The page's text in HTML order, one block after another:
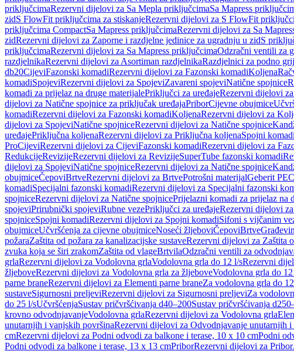
priključcimaRezervni dijelovi za Sa Mepla priključcimaSa Mapress
zidS FlowFit priključcima za stiskanjeRezervni dijelovi za S FlowFit
priključcima CompactSa Mapress priključcimaRezervni dijelovi za Sa
zidRezervni dijelovi za Zaporne i razdjelne jedinice za ugradnju u zidS
priključcimaRezervni dijelovi za Sa Mapress priključcimaOdzračni ventili za
razdjelnikaRezervni dijelovi za Asortiman razdjelnikaRazdjelnici za podno
db20CijeviFazonski komadiRezervni dijelovi za Fazonski komadiKoljena
komadiSpojeviRezervni dijelovi za SpojeviZavareni spojeviNatične spojnice
komadi za prijelaz na druge materijalePriključci za uređajeRezervni dijelovi
dijelovi za Natične spojnice za priključak uređajaPriborCijevne obujmice
komadiRezervni dijelovi za Fazonski komadiKoljenaRezervni dijelovi za
dijelovi za SpojeviNatične spojniceRezervni dijelovi za Natične spojnice
uređajePriključna koljenaRezervni dijelovi za Priključna koljenaSpojni komadi
ProCijeviRezervni dijelovi za CijeviFazonski komadiRezervni dijelovi za
RedukcijeRevizijeRezervni dijelovi za RevizijeSuperTube fazonski komadi
dijelovi za SpojeviNatične spojniceRezervni dijelovi za Natične spojnice
obujmiceČepoviBrtveRezervni dijelovi za BrtvePotrošni materijalGeberit PE
komadiSpecijalni fazonski komadiRezervni dijelovi za Specijalni fazonski
spojniceRezervni dijelovi za Natične spojnicePrijelazni komadi za prijelaz na
spojeviPrirubnički spojeviRubne vezePriključci za uređajeRezervni dijelovi
spojniceSpojni komadiRezervni dijelovi za Spojni komadiSifoni s vijčanim
obujmiceUčvršćenja za cijevne obujmiceNoseći žljeboviČepoviBrtve
požaraZaštita od požara za kanalizacijske sustaveRezervni dijelovi za Zaštita
zvuka koja se širi zrakomZaštita od vlageBrtvilaOdzračni ventili za
grlaRezervni dijelovi za Vodolovna grlaVodolovna grla do 12 l/sRezervni
žljeboveRezervni dijelovi za Vodolovna grla za žljeboveVodolovna grla do
parne braneRezervni dijelovi za Elementi parne braneZa vodolovna grla do
sustaveSigurnosni preljeviRezervni dijelovi za Sigurnosni preljeviZa
do 25 l/sUčvršćenjaSustav pričvršćivanja d40–200Sustav pričvršćivanja
krovno odvodnjavanjeVodolovna grlaRezervni dijelovi za Vodolovna grla
unutarnjih i vanjskih površinaRezervni dijelovi za Odvodnjavanje unutarnjih i
cmRezervni dijelovi za Podni odvodi za balkone i terase, 10 x 10 cmPodni
Podni odvodi za balkone i terase, 13 x 13 cmPriborRezervni dijelovi za Pribor